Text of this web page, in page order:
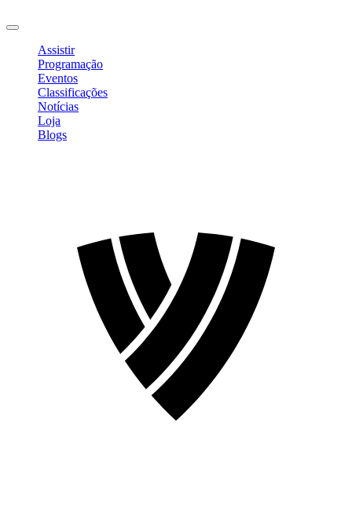
Assistir
Programação
Eventos
Classificações
Notícias
Loja
Blogs